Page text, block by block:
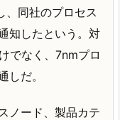
、同社のプロセス
知したという。対
でなく、7nmプロ
しだ。
ノード、製品カテ